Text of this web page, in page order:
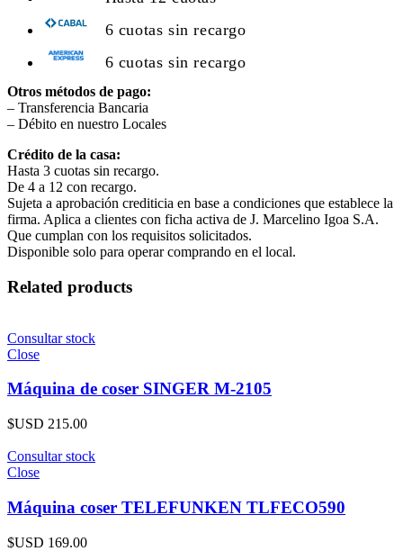
6 cuotas sin recargo
6 cuotas sin recargo
Otros métodos de pago:
– Transferencia Bancaria
– Débito en nuestro Locales
Crédito de la casa:
Hasta 3 cuotas sin recargo.
De 4 a 12 con recargo.
Sujeta a aprobación crediticia en base a condiciones que establece la
firma. Aplica a clientes con ficha activa de J. Marcelino Igoa S.A.
Que cumplan con los requisitos solicitados.
Disponible solo para operar comprando en el local.
Related products
Consultar stock
Close
Máquina de coser SINGER M-2105
$USD 215.00
Consultar stock
Close
Máquina coser TELEFUNKEN TLFECO590
$USD 169.00